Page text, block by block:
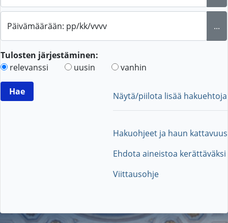
Päivämäärään: pp/kk/vvvv ...
Tulosten järjestäminen:
relevanssi
uusin vanhin
Näytä/piilota lisää hakuehtoja
Hakuohjeet ja haun kattavuus
Ehdota aineistoa kerättäväksi
Viittausohje